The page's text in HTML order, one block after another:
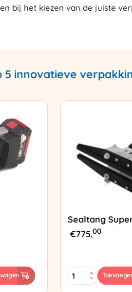
bij het kiezen van de juiste
5 innovatieve
Sealtang
€775,00
Sealtang
Super